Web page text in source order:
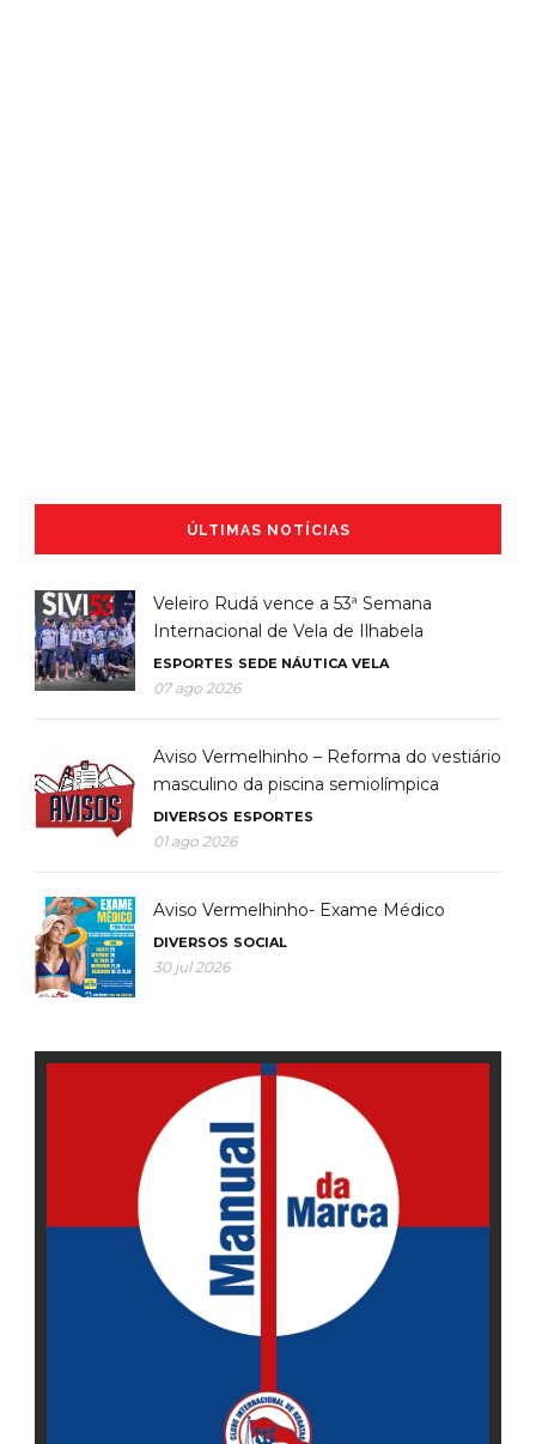
ÚLTIMAS NOTÍCIAS
Veleiro Rudá vence a 53ª Semana
Internacional de Vela de Ilhabela
ESPORTES SEDE NÁUTICA VELA
07 ago 2026
Aviso Vermelhinho – Reforma do vestiário
masculino da piscina semiolímpica
DIVERSOS ESPORTES
01 ago 2026
Aviso Vermelhinho- Exame Médico
DIVERSOS SOCIAL
30 jul 2026